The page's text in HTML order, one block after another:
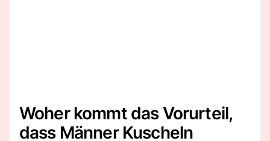
Woher kommt das Vorurteil,
dass Männer Kuscheln